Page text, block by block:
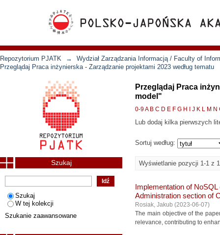
Repozytorium PJATK →
Wydział Zarządzania Informacją / Faculty of
Przeglądaj Praca inżynierska - Zarządzanie projektami 2023 według tematu
Przeglądaj Praca
model"
0-9A B C D E F G H J K L M N
Lub dodaj kilka pierwszych
Sortuj według:
Wyświetlanie pozycji 1-1 z 1
Implementation of
Administration section of
Rosiak, Jakub (2023-06-07)
The main objective of the
relevance, contributing to
Szukaj
Szukaj
W tej kolekcji
Szukanie zaawansowane